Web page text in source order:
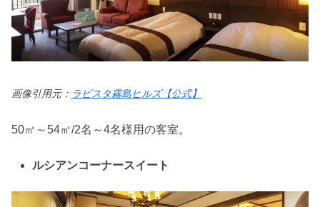
画像引用元： ラビスタ霧島ヒルズ【公式】
50㎡～54㎡/2名～4名様用の客室。
ルシアンコーナースイート